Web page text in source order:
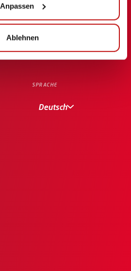
Anpassen
Ablehnen
SPRACHE
Deutsch